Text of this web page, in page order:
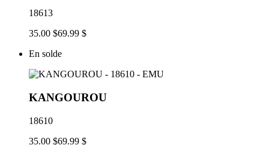
18613
35.00 $69.99 $
En solde
KANGOUROU
18610
35.00 $69.99 $